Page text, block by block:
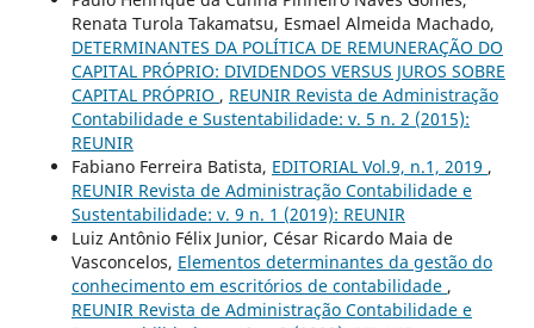
Renata Turola Takamatsu, Esmael Almeida Machado,
DETERMINANTES DA POLÍTICA DE REMUNERAÇÃO DO
CAPITAL PRÓPRIO: DIVIDENDOS VERSUS JUROS SOBRE
CAPITAL PRÓPRIO , REUNIR Revista de Administração
Contabilidade e Sustentabilidade: v. 5 n. 2 (2015):
REUNIR
Fabiano Ferreira Batista, EDITORIAL Vol.9, n.1, 2019 ,
REUNIR Revista de Administração Contabilidade e
Sustentabilidade: v. 9 n. 1 (2019): REUNIR
Luiz Antônio Félix Junior, César Ricardo Maia de
Vasconcelos, Elementos determinantes da gestão do
conhecimento em escritórios de contabilidade ,
REUNIR Revista de Administração Contabilidade e